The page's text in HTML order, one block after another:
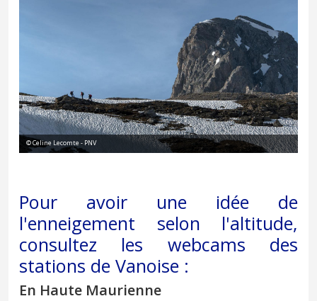
© Celine Lecomte - PNV
Pour avoir une idée de
l'enneigement selon l'altitude,
consultez les webcams des
stations de Vanoise :
En Haute Maurienne